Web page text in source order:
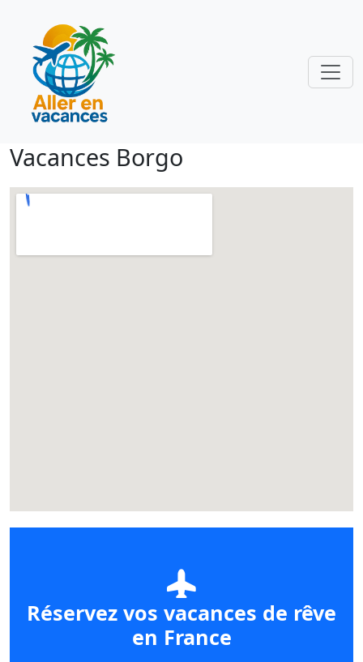
Vacances Borgo
Réservez vos vacances de rêve
en France